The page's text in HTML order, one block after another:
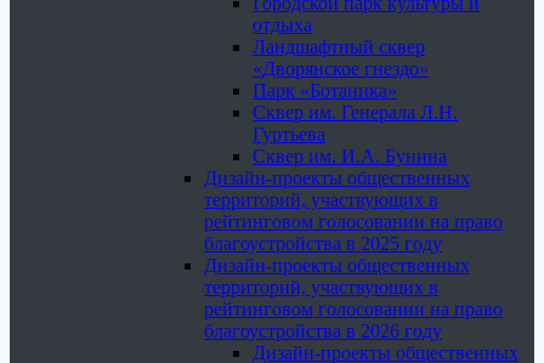
отдыха
Ландшафтный сквер
«Дворянское гнездо»
Парк «Ботаника»
Сквер им. Генерала Л.Н.
Гуртьева
Сквер им. И.А. Бунина
Дизайн-проекты общественных
территорий, участвующих в
рейтинговом голосовании на право
благоустройства в 2025 году
Дизайн-проекты общественных
территорий, участвующих в
рейтинговом голосовании на право
благоустройства в 2026 году
Дизайн-проекты общественных